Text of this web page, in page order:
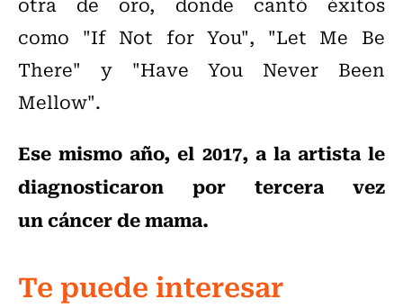
como "If Not for You", "Let Me Be
There" y "Have You Never Been
Mellow".
Ese mismo año, el 2017, a la artista le
diagnosticaron por tercera vez
un cáncer de mama.
Te puede interesar